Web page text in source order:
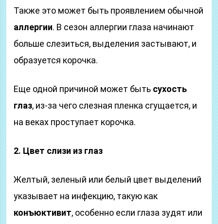
Также это может быть проявлением обычной
аллергии. В сезон аллергии глаза начинают
больше слезиться, выделения застывают, и
образуется корочка.
Еще одной причиной может быть сухость
глаз, из-за чего слезная пленка сгущается, и
на веках проступает корочка.
2. Цвет слизи из глаз
Желтый, зеленый или белый цвет выделений
указывает на инфекцию, такую как
конъюктивит, особенно если глаза зудят или